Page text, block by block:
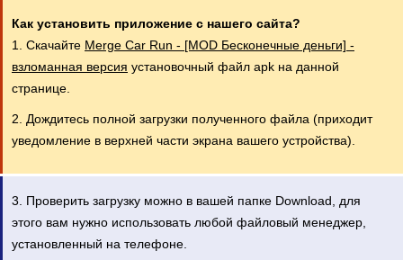
Как установить приложение с нашего сайта?
1. Скачайте Merge Car Run - [MOD Бесконечные деньги] -
взломанная версия установочный файл apk на данной
странице.
2. Дождитесь полной загрузки полученного файла (приходит
уведомление в верхней части экрана вашего устройства).
3. Проверить загрузку можно в вашей папке Download, для
этого вам нужно использовать любой файловый менеджер,
установленный на телефоне.